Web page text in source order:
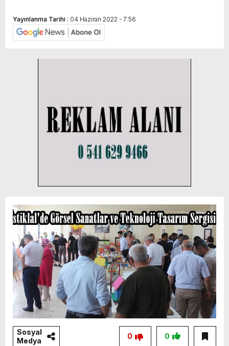
Yayınlanma Tarihi : 04 Haziran 2022 - 7:56
Sosyal
Medya
0
0